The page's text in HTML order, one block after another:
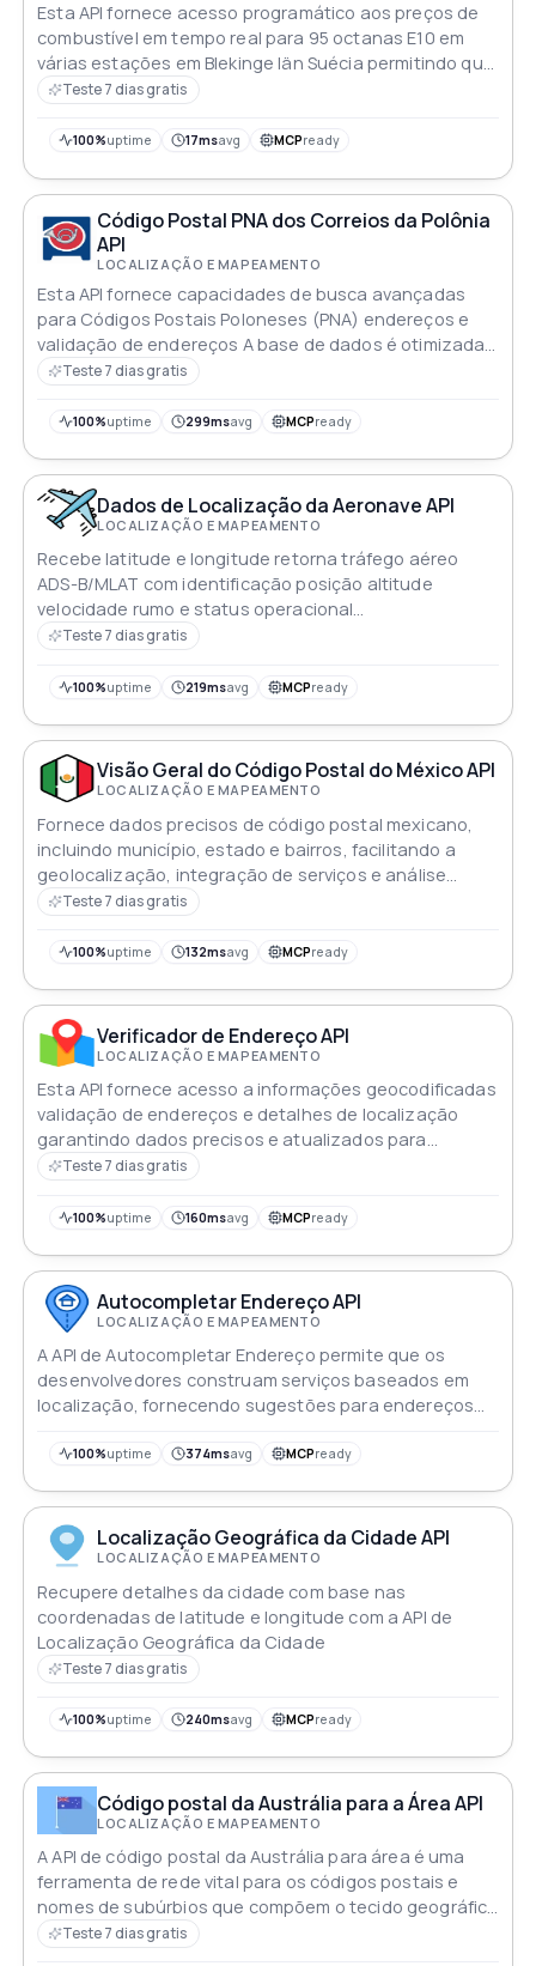
Esta API fornece acesso programático aos preços de
combustível em tempo real para 95 octanas E10 em
várias estações em Blekinge län Suécia permitindo que
os desenvolvedores recuperem informações
Teste 7 dias gratis
100%uptime 17msavg MCPready
Código Postal PNA dos Correios da Polônia
API
LOCALIZAÇÃO E MAPEAMENTO
Esta API fornece capacidades de busca avançadas
para Códigos Postais Poloneses (PNA) endereços e
validação de endereços A base de dados é otimizada
para consultas de alto desempenho lidando com as
Polônia por exemplo números alfanuméricos 2a
reversa encontra os Códigos Postais mais próximos
para coordenadas dadas
Teste 7 dias gratis
100%uptime 299msavg MCPready
Dados de Localização da Aeronave API
LOCALIZAÇÃO E MAPEAMENTO
Recebe latitude e longitude retorna tráfego aéreo
ADS-B/MLAT com identificação posição altitude
velocidade rumo e status operacional
constantemente atualizado
Teste 7 dias gratis
100%uptime 219msavg MCPready
Visão Geral do Código Postal do México API
LOCALIZAÇÃO E MAPEAMENTO
Fornece dados precisos de código postal mexicano,
incluindo município, estado e bairros, facilitando a
geolocalização, integração de serviços e análise
territorial
Teste 7 dias gratis
100%uptime 132msavg MCPready
Verificador de Endereço API
LOCALIZAÇÃO E MAPEAMENTO
Esta API fornece acesso a informações geocodificadas
validação de endereços e detalhes de localização
garantindo dados precisos e atualizados para
aplicações
Teste 7 dias gratis
100%uptime 160msavg MCPready
Autocompletar Endereço API
LOCALIZAÇÃO E MAPEAMENTO
A API de Autocompletar Endereço permite que os
desenvolvedores construam serviços baseados em
localização, fornecendo sugestões para endereços
uma caixa de pesquisa. Isso pode ser usado para
melhorar a experiência do usuário e reduzir erros. A API
suporta endereços internacionais e retorna dados em
formato JSON
100%uptime 374msavg MCPready
Localização Geográfica da Cidade API
LOCALIZAÇÃO E MAPEAMENTO
Recupere detalhes da cidade com base nas
coordenadas de latitude e longitude com a API de
Localização Geográfica da Cidade
Teste 7 dias gratis
100%uptime 240msavg MCPready
Código postal da Austrália para a Área API
LOCALIZAÇÃO E MAPEAMENTO
A API de código postal da Austrália para área é uma
ferramenta de rede vital para os códigos postais e
nomes de subúrbios que compõem o tecido geográfico
da Austrália
Teste 7 dias gratis